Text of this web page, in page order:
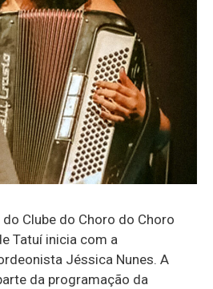
Clube do Choro do Choro
Tatuí inicia com a
Jéssica Nunes. A
da programação da